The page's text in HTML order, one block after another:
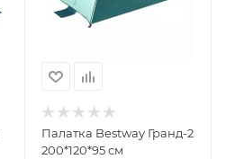
Палатка Bestway Гранд-2
200*120*95 см